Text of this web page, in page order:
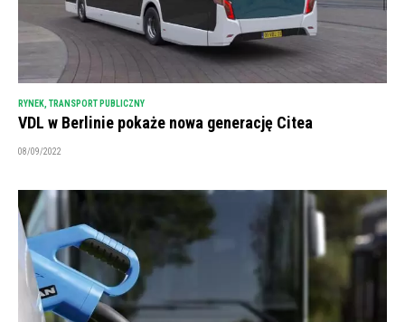
RYNEK, TRANSPORT PUBLICZNY
VDL w Berlinie pokaże nowa generację Citea
08/09/2022